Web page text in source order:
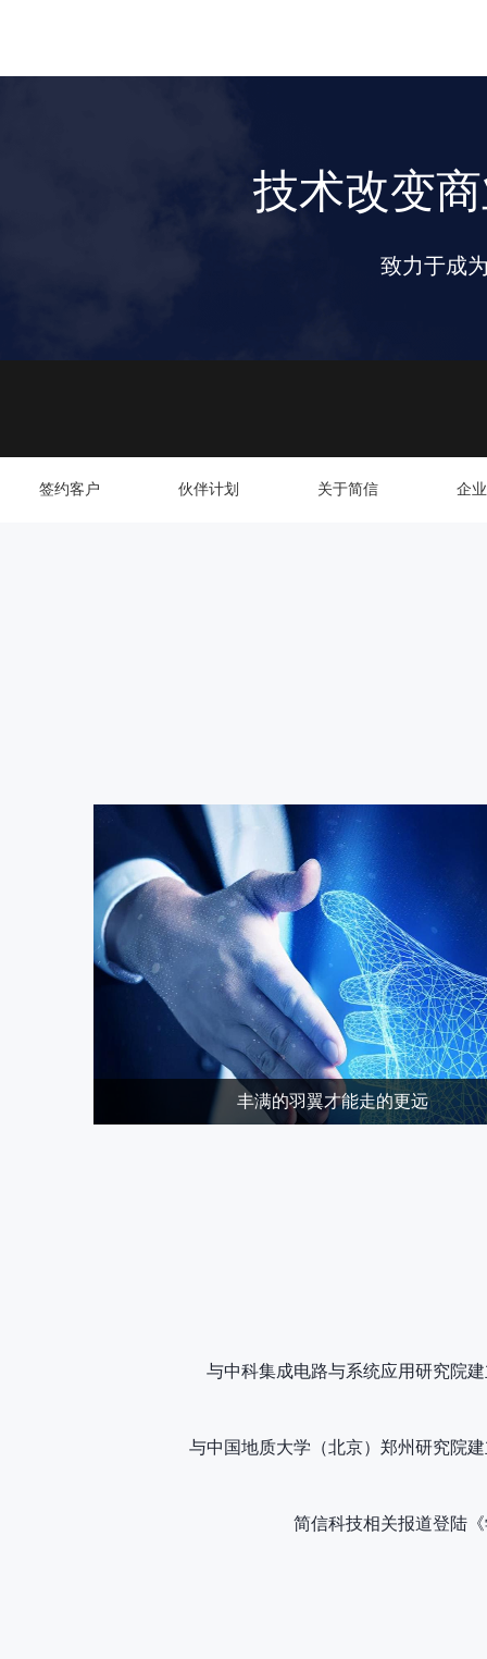
技术改变
致力于成
签约客户 伙伴计划 关于简信 企
丰满的羽翼才能走的更远
与中科集成电路与系统应用研究院
与中国地质大学（北京）郑州研究院
简信科技相关报道登陆